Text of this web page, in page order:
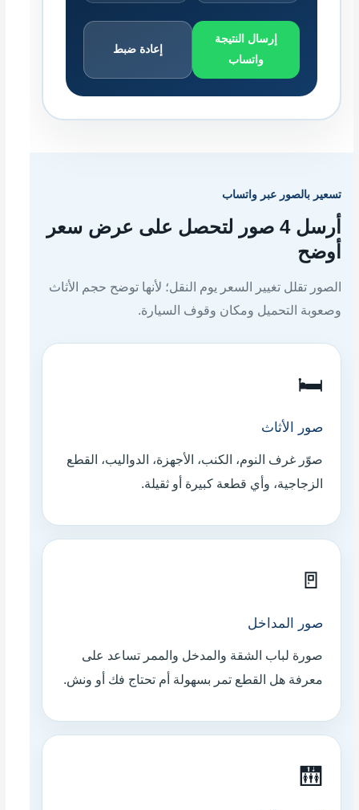
إرسال النتيجة
واتساب
إعادة ضبط
تسعير بالصور عبر واتساب
أرسل 4 صور لتحصل على عرض سعر
أوضح
الصور تقلل تغيير السعر يوم النقل؛ لأنها توضح حجم الأثاث
وصعوبة التحميل ومكان وقوف السيارة.
🛏️
صور الأثاث
صوّر غرف النوم، الكنب، الأجهزة، الدواليب، القطع
الزجاجية، وأي قطعة كبيرة أو ثقيلة.
🚪
صور المداخل
صورة لباب الشقة والمدخل والممر تساعد على
معرفة هل القطع تمر بسهولة أم تحتاج فك أو ونش.
🛗